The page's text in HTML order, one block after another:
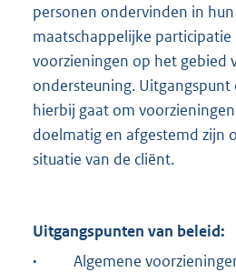
personen ondervinden in
maatschappelijke
voorzieningen op het gebied
ondersteuning.
hierbij gaat om
doelmatig en afgestemd zijn
situatie van de cliënt.
Uitgangspunten van beleid:
·
Algemene